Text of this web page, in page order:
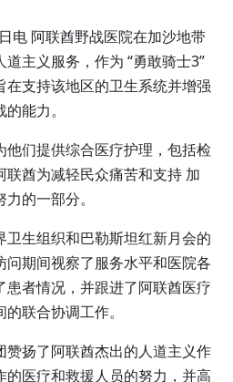
电 阿联酋野战医院在加沙地带
主义服务，作为 “勇敢骑士3”
支持该地区的卫生系统并增强
能力。
们提供综合医疗护理，包括检
酋为减轻民众痛苦和支持 加
的一部分。
卫生组织和巴勒斯坦红新月会的
期间视察了服务水平和医院各
者情况，并跟进了阿联酋医疗
联合协调工作。
赞扬了阿联酋杰出的人道主义作
的医疗和救援人员的努力，并高